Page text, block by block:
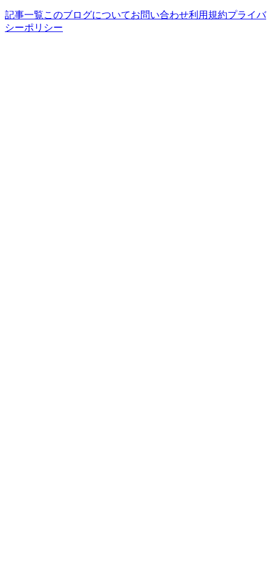
記事一覧このブログについてお問い合わせ利用規約プライバ
シーポリシー